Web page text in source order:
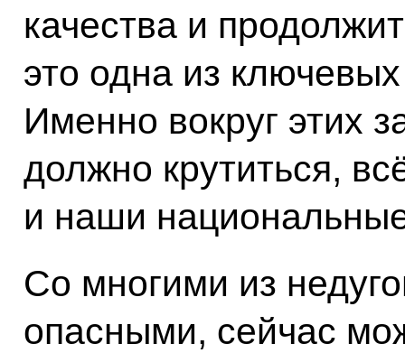
качества и
это одна из
Именно вокруг этих
должно крутиться,
и наши
Со многими из
опасными, сейчас